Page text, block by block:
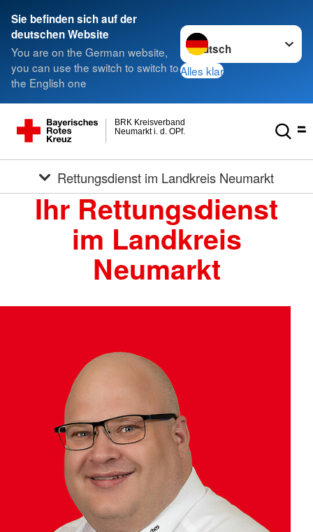
Sie befinden sich auf der
deutschen Website
You are on the German website,
you can use the switch to switch to
the English one
Sprache wechseln zu
Alles klar
Neumarkt i. d. OPf.
BRK Kreisverband
Rettungsdienst im Landkreis Neumarkt
Ihr Rettungsdienst
im Landkreis
Neumarkt